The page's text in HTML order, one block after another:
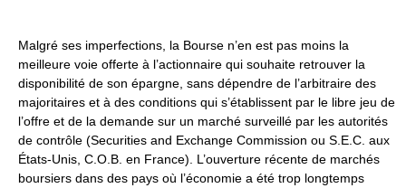
Malgré ses imperfections, la Bourse n’en est pas moins la
meilleure voie offerte à l’actionnaire qui souhaite retrouver la
disponibilité de son épargne, sans dépendre de l’arbitraire des
majoritaires et à des conditions qui s’établissent par le libre jeu de
l’offre et de la demande sur un marché surveillé par les autorités
de contrôle (Securities and Exchange Commission ou S.E.C. aux
États-Unis, C.O.B. en France). L’ouverture récente de marchés
boursiers dans des pays où l’économie a été trop longtemps